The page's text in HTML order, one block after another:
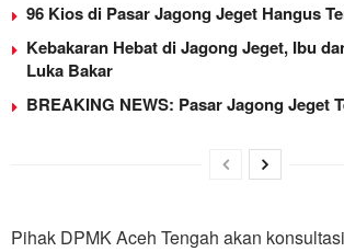
96 Kios di Pasar Jagong Jeget Hangus
Kebakaran Hebat di Jagong Jeget, Ibu
Luka Bakar
BREAKING NEWS: Pasar Jagong Jeget
Pihak DPMK Aceh Tengah akan